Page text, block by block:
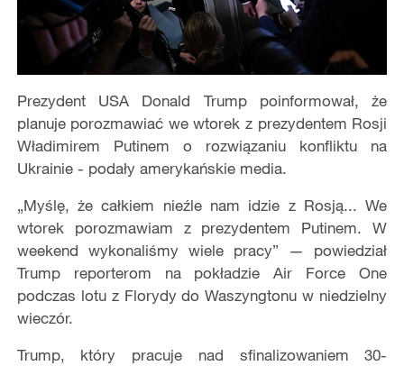
Prezydent USA Donald Trump poinformował, że
planuje porozmawiać we wtorek z prezydentem Rosji
Władimirem Putinem o rozwiązaniu konfliktu na
Ukrainie - podały amerykańskie media.
„Myślę, że całkiem nieźle nam idzie z Rosją... We
wtorek porozmawiam z prezydentem Putinem. W
weekend wykonaliśmy wiele pracy” — powiedział
Trump reporterom na pokładzie Air Force One
podczas lotu z Florydy do Waszyngtonu w niedzielny
wieczór.
Trump, który pracuje nad sfinalizowaniem 30-